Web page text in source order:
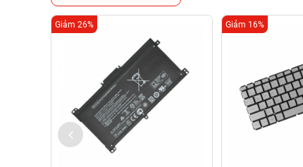
Giảm 26% Giảm 16%